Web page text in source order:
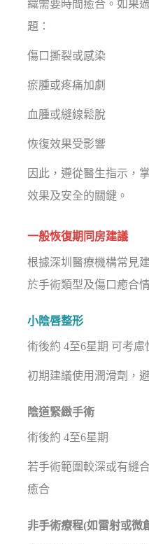
織需要時間癒合。如果
題：
傷口撕裂或感染
瘀腫或疼痛加劇
血腫或縫線鬆脫
恢復效果受影響
因此，遵從醫生指示，
效果及安全的關鍵。
一般恢復期同房建議
根據深圳醫療機構常見
於手術類型及傷口癒合情
小陰唇整形
術後約 4至6星期 可考慮
初期建議使用潤滑劑，
陰道緊緻手術
術後約 4至6星期
若手術範圍較深或有縫
癒合
非手術療程(如雷射或微